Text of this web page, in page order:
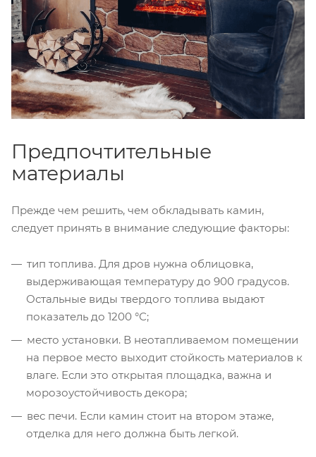
Предпочтительные
материалы
Прежде чем решить, чем обкладывать камин,
следует принять в внимание следующие факторы:
тип топлива. Для дров нужна облицовка,
выдерживающая температуру до 900 градусов.
Остальные виды твердого топлива выдают
показатель до 1200 °С;
место установки. В неотапливаемом помещении
на первое место выходит стойкость материалов к
влаге. Если это открытая площадка, важна и
морозоустойчивость декора;
вес печи. Если камин стоит на втором этаже,
отделка для него должна быть легкой.